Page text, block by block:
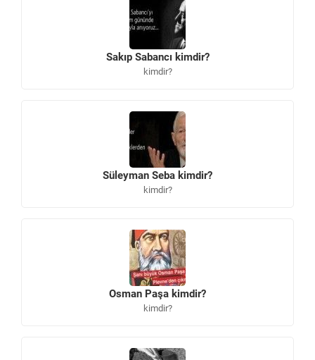
Sakıp Sabancı kimdir?
kimdir?
Süleyman Seba kimdir?
kimdir?
Osman Paşa kimdir?
kimdir?